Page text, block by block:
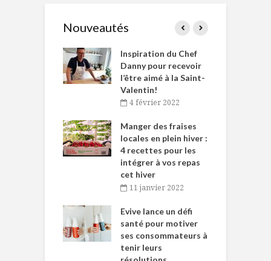
Nouveautés
Inspiration du Chef
Danny pour recevoir
l’être aimé à la Saint-
Valentin!
4 février 2022
Manger des fraises
locales en plein hiver :
4 recettes pour les
intégrer à vos repas
cet hiver
11 janvier 2022
Evive lance un défi
santé pour motiver
ses consommateurs à
tenir leurs